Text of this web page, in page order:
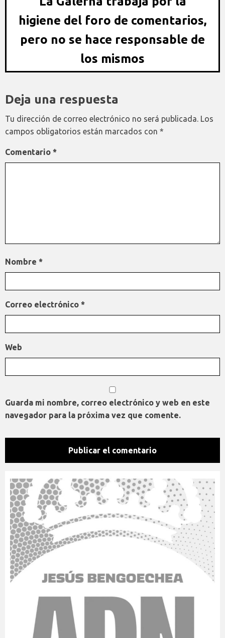
higiene del foro de comentarios,
pero no se hace responsable de
los mismos
Deja una respuesta
Tu dirección de correo electrónico no será publicada. Los
campos obligatorios están marcados con *
Comentario *
Nombre *
Correo electrónico *
Web
Guarda mi nombre, correo electrónico y web en este
navegador para la próxima vez que comente.